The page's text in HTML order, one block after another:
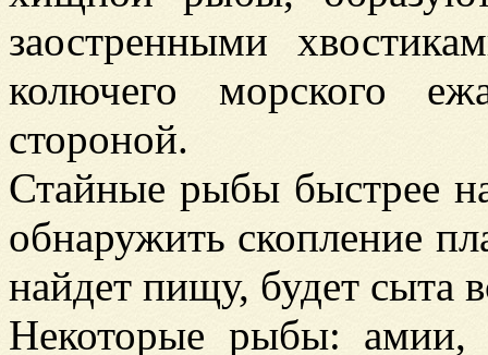
заостренными
колючего морского
стороной.
Стайные рыбы быстрее
обнаружить скопление
найдет пищу, будет сыта
Некоторые рыбы: амии,